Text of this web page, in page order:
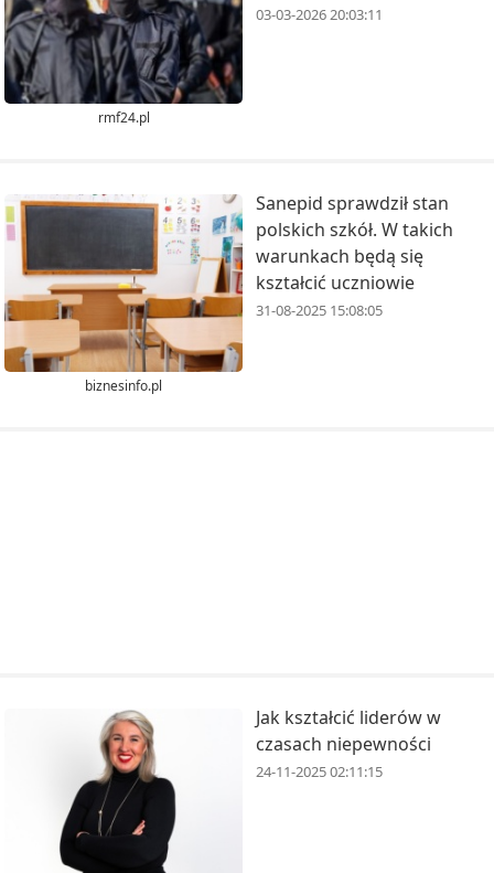
rmf24.pl
03-03-2026 20:03:11
biznesinfo.pl
Sanepid sprawdził stan
polskich szkół. W takich
warunkach będą się
kształcić uczniowie
31-08-2025 15:08:05
Jak kształcić liderów w
czasach niepewności
24-11-2025 02:11:15